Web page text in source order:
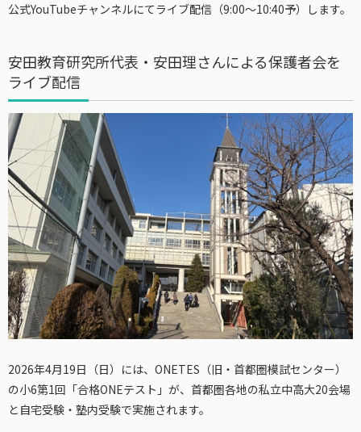
公式YouTubeチャンネルにてライブ配信（9:00～10:40予）します。
安田教育研究所代表・安田理さんによる保護者会を
ライブ配信
2026年4月19日（日）には、ONETES（旧・首都圏模試センター）
の小6第1回「合格ONEテスト」が、首都圏各地の私立中高大20会場
と自宅受験・塾内受験で実施されます。